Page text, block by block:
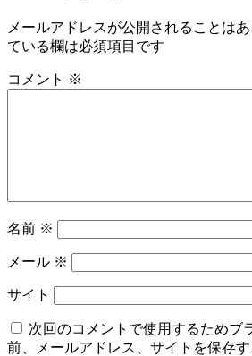
メールアドレスが公開されることはあ
ている欄は必須項目です
コメント ※
名前 ※
メール ※
サイト
次回のコメントで使用するためブ
前、メールアドレス、サイトを保存す